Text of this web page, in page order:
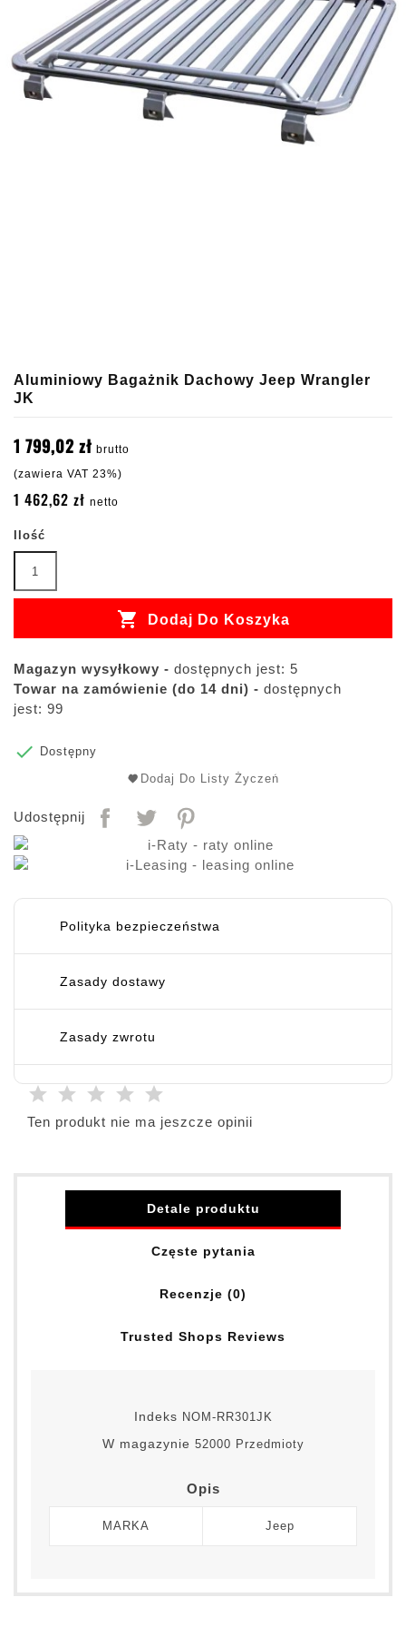
Aluminiowy Bagażnik Dachowy Jeep Wrangler
JK
1 799,02 zł brutto
(zawiera VAT 23%)
1 462,62 zł netto
Ilość
 Dodaj Do Koszyka
Magazyn wysyłkowy - dostępnych jest: 5
Towar na zamówienie (do 14 dni) - dostępnych
jest: 99

Dostępny
Dodaj Do Listy Życzeń
Udostępnij
Polityka bezpieczeństwa
Zasady dostawy
Zasady zwrotu
Ten produkt nie ma jeszcze opinii
Detale produktu
Częste pytania
Recenzje (0)
Trusted Shops Reviews
Indeks NOM-RR301JK
W magazynie 52000 Przedmioty
Opis
MARKA Jeep